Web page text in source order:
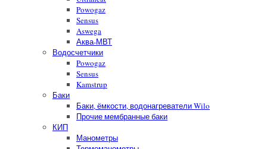
Powogaz
Sensus
Aswega
Аква-МВТ
Водосчетчики
Powogaz
Sensus
Kamstrup
Баки
Баки, ёмкости, водонагреватели Wilo
Прочие мембранные баки
КИП
Манометры